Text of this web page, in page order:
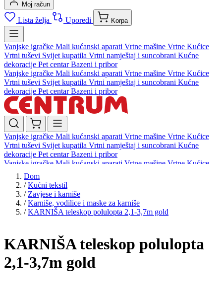
Moj račun
Lista želja Uporedi Korpa
Vanjske igračke Mali kućanski aparati Vrtne mašine Vrtne Kućice
Vrtni tuševi Svijet kupatila Vrtni namještaj i suncobrani Kućne
dekoracije Pet centarBazeni i pribor
Vanjske igračke Mali kućanski aparati Vrtne mašine Vrtne Kućice
Vrtni tuševi Svijet kupatila Vrtni namještaj i suncobrani Kućne
dekoracije Pet centarBazeni i pribor
Vanjske igračke Mali kućanski aparati Vrtne mašine Vrtne Kućice
Vrtni tuševi Svijet kupatila Vrtni namještaj i suncobrani Kućne
dekoracije Pet centarBazeni i pribor
Vanjske igračke Mali kućanski aparati Vrtne mašine Vrtne Kućice
Vrtni tuševi
dekoracijePet centar
Dom
/ Kućni tekstil
/ Zavjese i karniše
/ Karniše, vodilice i maske za karniše
/ KARNIŠA teleskop polulopta 2,1-3,7m gold
KARNIŠA teleskop polulopta
2,1-3,7m gold